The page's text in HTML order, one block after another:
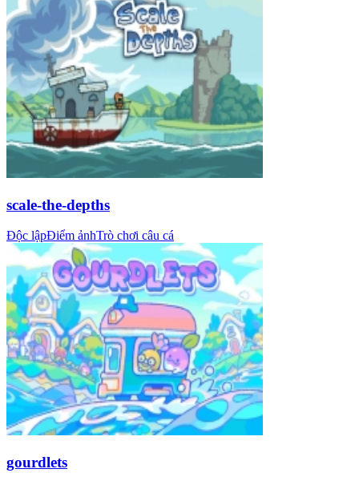
scale-the-depths
Độc lậpĐiểm ảnhTrò chơi câu cá
gourdlets